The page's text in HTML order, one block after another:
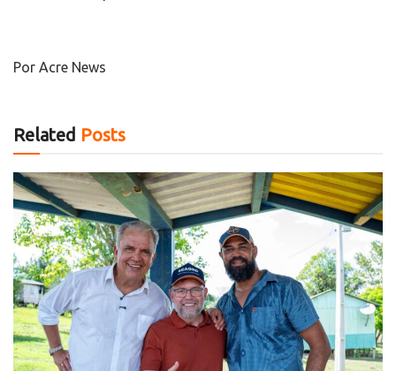
Por Acre News
Related Posts